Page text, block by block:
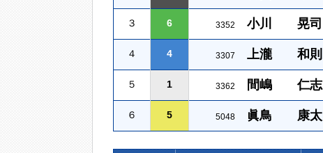
３ 6 3352 小川 晃司
４ 4 3307 上瀧 和則
５ 1 3362 間嶋 仁志
６ 5 5048 眞鳥 康太